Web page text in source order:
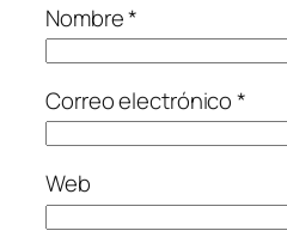
Nombre*
Correo electrónico*
Web